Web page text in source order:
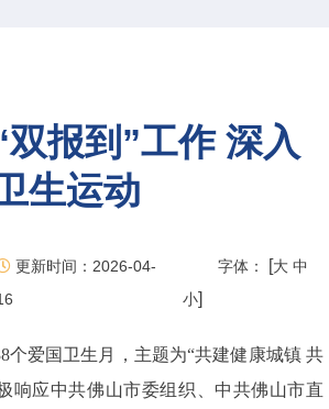
报到”工作 深入
生运动
更新时间：2026-04-
字体： [大 中
小]
个爱国卫生月，主题为“共建健康城镇 共
响应中共佛山市委组织、中共佛山市直